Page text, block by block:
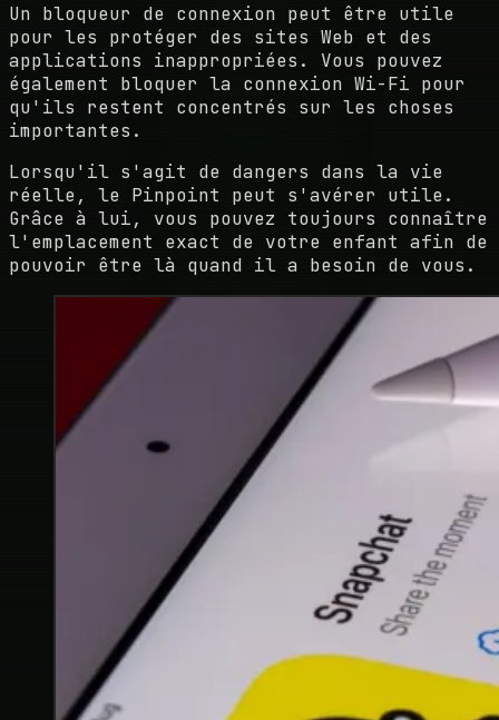
Un bloqueur de connexion peut être utile
pour les protéger des sites Web et des
applications inappropriées. Vous pouvez
également bloquer la connexion Wi-Fi pour
qu'ils restent concentrés sur les choses
importantes.
Lorsqu'il s'agit de dangers dans la vie
réelle, le Pinpoint peut s'avérer utile.
Grâce à lui, vous pouvez toujours connaître
l'emplacement exact de votre enfant afin de
pouvoir être là quand il a besoin de vous.